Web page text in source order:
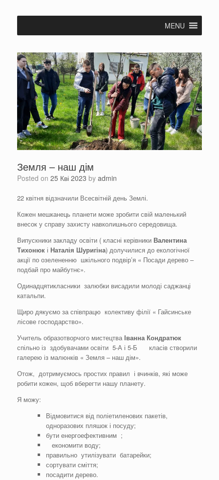
MENU
Земля – наш дім
Posted on 25 Кві 2023 by admin
22 квітня відзначили Всесвітній день Землі.
Кожен мешканець планети може зробити свій маленький
внесок у справу захисту навколишнього середовища.
Випускники закладу освіти ( класні керівники Валентина
Тихонюк і Наталія Шуригіна) долучилися до екологічної
акції по озелененню шкільного подвір’я « Посади дерево –
подбай про майбутнє».
Одинадцятикласники залюбки висадили молоді саджанці
катальпи.
Щиро дякуємо за співпрацю колективу філії « Гайсинське
лісове господарство».
Учитель образотворчого мистецтва Іванна Кондратюк
спільно із здобувачами освіти 5-А і 5-Б класів створили
галерею із малюнків « Земля – наш дім».
Отож, дотримуємось простих правил і вчинків, які може
робити кожен, щоб вберегти нашу планету.
Я можу:
Відмовитися від поліетиленових пакетів,
одноразових пляшок і посуду;
бути енергоефективним ;
економити воду;
правильно утилізувати батарейки;
сортувати сміття;
посадити дерево.